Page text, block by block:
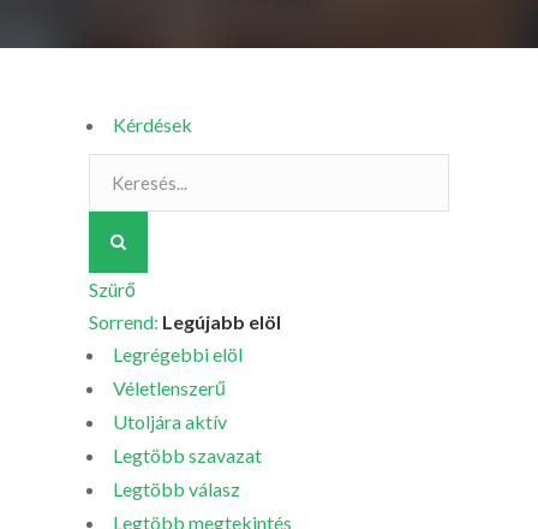
Kérdések
Szürő
Sorrend: Legújabb elöl
Legrégebbi elöl
Véletlenszerű
Utoljára aktív
Legtöbb szavazat
Legtöbb válasz
Legtöbb megtekintés